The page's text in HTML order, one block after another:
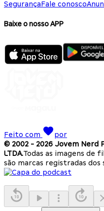
SegurançaFale conosco
Baixe o nosso APP
Feito com
por
© 2002 - 2026 Jovem Nerd
LTDA.Todas as imagens de
são marcas registradas